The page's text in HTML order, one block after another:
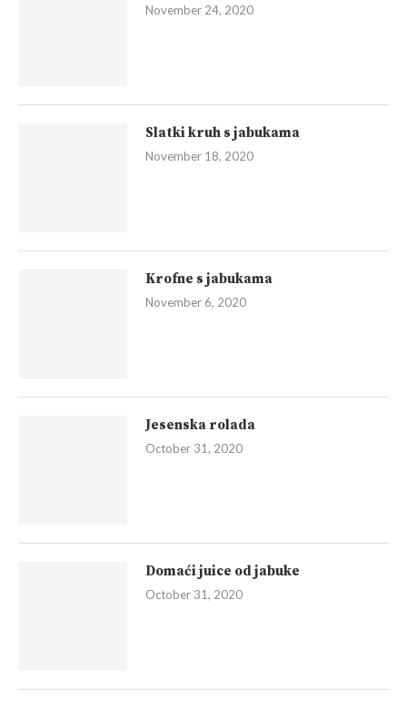
November 24, 2020
Slatki kruh s jabukama
November 18, 2020
Krofne s jabukama
November 6, 2020
Jesenska rolada
October 31, 2020
Domaći juice od jabuke
October 31, 2020